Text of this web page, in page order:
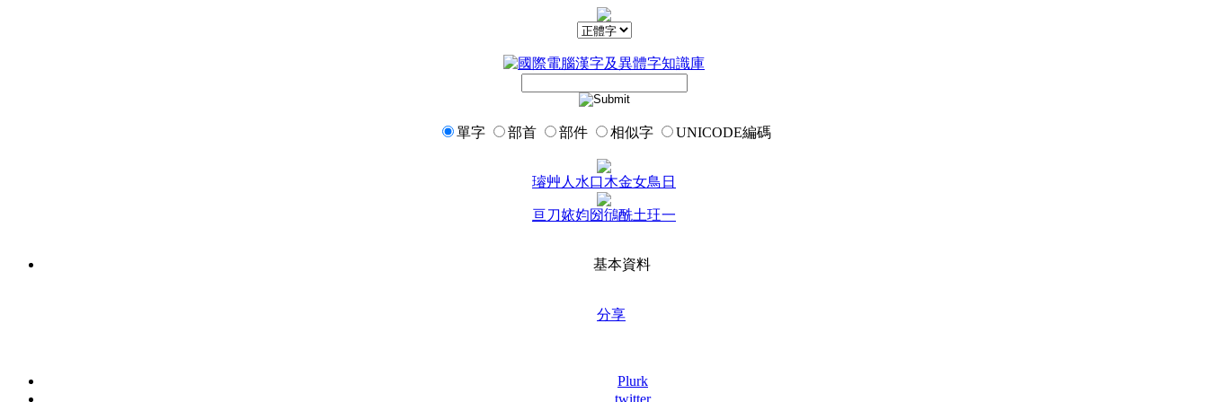
單字 部首 部件 相似字 UNICODE編碼
璿艸 人 水口木金女鳥 日
亘刀㛄㚬圀鴴酰土玨一
基本資料
分享
Plurk
twitter